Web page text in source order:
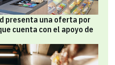
presenta una oferta por
cuenta con el apoyo de